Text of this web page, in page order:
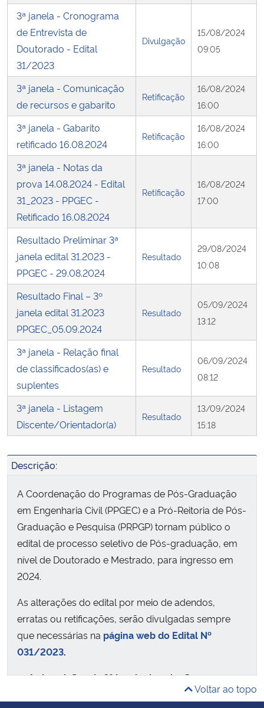
3ª janela - Cronograma
de Entrevista de
Doutorado - Edital
31/2023
Divulgação
15/08/2024
09:05
3ª janela - Comunicação
de recursos e gabarito
Retificação
16/08/2024
16:00
3ª janela - Gabarito
retificado 16.08.2024
Retificação
16/08/2024
16:00
3ª janela - Notas da
prova 14.08.2024 - Edital
31_2023 - PPGEC -
Retificado 16.08.2024
Retificação
16/08/2024
17:00
Resultado Preliminar 3ª
janela edital 31.2023 -
PPGEC - 29.08.2024
Resultado
29/08/2024
10:08
Resultado Final – 3º
janela edital 31.2023
PPGEC_05.09.2024
Resultado
05/09/2024
13:12
3ª janela - Relação final
de classificados(as) e
suplentes
Resultado
06/09/2024
08:12
3ª janela - Listagem
Discente/Orientador(a)
Resultado
13/09/2024
15:18
Descrição:
A Coordenação do Programas de Pós-Graduação
em Engenharia Civil (PPGEC) e a Pró-Reitoria de Pós-
Graduação e Pesquisa (PRPGP) tornam público o
edital de processo seletivo de Pós-graduação, em
nível de Doutorado e Mestrado, para ingresso em
2024.
As alterações do edital por meio de adendos,
erratas ou retificações, serão divulgadas sempre
que necessárias na página web do Edital Nº
031/2023.
-> As inscrições da3º janela de seleçãoocorrem
de 15 de julho a 05 de agosto de 2024.Voltar ao topo